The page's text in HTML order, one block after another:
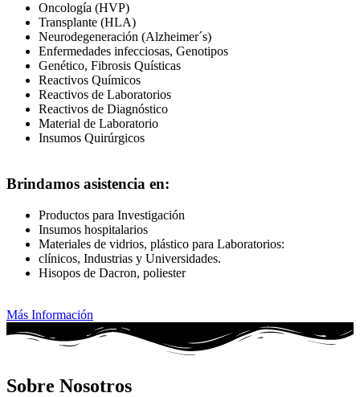
Oncología (HVP)
Transplante (HLA)
Neurodegeneración (Alzheimer´s)
Enfermedades infecciosas, Genotipos
Genético, Fibrosis Quísticas
Reactivos Químicos
Reactivos de Laboratorios
Reactivos de Diagnóstico
Material de Laboratorio
Insumos Quirúrgicos
Brindamos asistencia en:
Productos para Investigación
Insumos hospitalarios
Materiales de vidrios, plástico para Laboratorios:
clínicos, Industrias y Universidades.
Hisopos de Dacron, poliester
Más Información
Sobre Nosotros